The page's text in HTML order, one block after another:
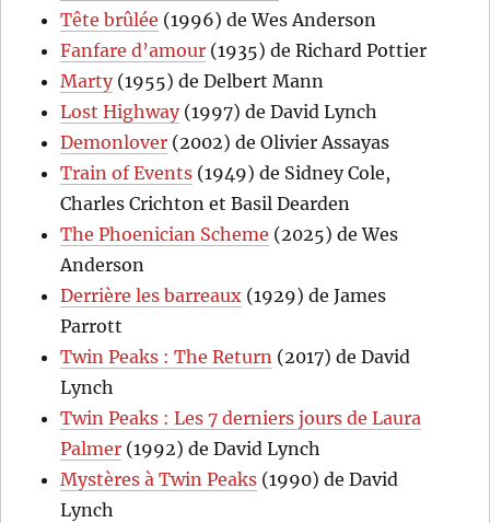
Tête brûlée (1996) de Wes Anderson
Fanfare d’amour (1935) de Richard Pottier
Marty(1955) de Delbert Mann
Lost Highway(1997) de David Lynch
Demonlover (2002) de Olivier Assayas
Train of Events (1949) de Sidney Cole,
Charles Crichton et Basil Dearden
The Phoenician Scheme (2025) de Wes
Anderson
Derrière les barreaux (1929) de James
Parrott
Twin Peaks : The Return (2017) de David
Lynch
Twin Peaks : Les 7 derniers jours de Laura
Palmer (1992) de David Lynch
Mystères à Twin Peaks (1990) de David
Lynch